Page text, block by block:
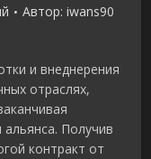
Автор: iwans90
и внеднерения
отраслях,
Получив
контракт от